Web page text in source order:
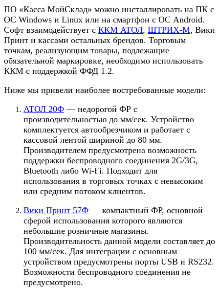
ПО «Касса МойСклад» можно инсталлировать на ПК с
ОС Windows и Linux или на смартфон с ОС Android.
Софт взаимодействует с ККМ АТОЛ, ШТРИХ-М, Вики
Принт и кассами остальных брендов. Торговым
точкам, реализующим товары, подлежащие
обязательной маркировке, необходимо использовать
ККМ с поддержкой ФФД 1.2.
Ниже мы привели наиболее востребованные модели:
АТОЛ 20Ф — недорогой ФР с
производительностью до мм/сек. Устройство
комплектуется автообрезчиком и работает с
кассовой лентой шириной до 80 мм.
Производителем предусмотрена возможность
поддержки беспроводного соединения 2G/3G,
Bluetooth либо Wi-Fi. Подходит для
использования в торговых точках с невысоким
или средним потоком клиентов.
Вики Принт 57Ф — компактный ФР, основной
сферой использования которого являются
небольшие розничные магазины.
Производительность данной модели составляет до
100 мм/сек. Для интеграции с основным
устройством предусмотрены порты USB и RS232.
Возможности беспроводного соединения не
предусмотрено.